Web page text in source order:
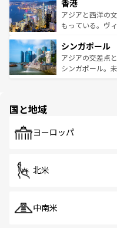
とつ。フォーや
ひ現地で味わい
が旅行者を迎え
参照してほしい。
の活気が交差し
帯で自然と触れ
いビーチでリゾ
激する。気候は
が待っている。
た文化、そして
香港
アジアと西洋の
もっている。ヴ
み、どこを訪れ
ており、効率よ
うな絶景から文
シンガポール
アジアの交差点
シンガポール。
で、ホーカーズ
国と地域
ヨーロッパ
北米
中南米